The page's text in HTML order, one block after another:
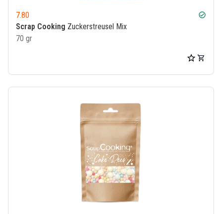
7.80 check_circle
Scrap Cooking Zuckerstreusel Mix
70 gr